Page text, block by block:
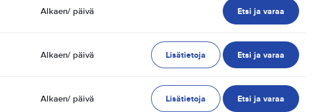
Alkaen/ päivä Etsi ja varaa
Alkaen/ päivä Lisätietoja Etsi ja varaa
Alkaen/ päivä Lisätietoja Etsi ja varaa